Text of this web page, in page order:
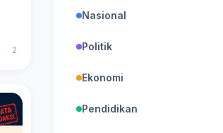
2
Nasional
Politik
Ekonomi
Pendidikan